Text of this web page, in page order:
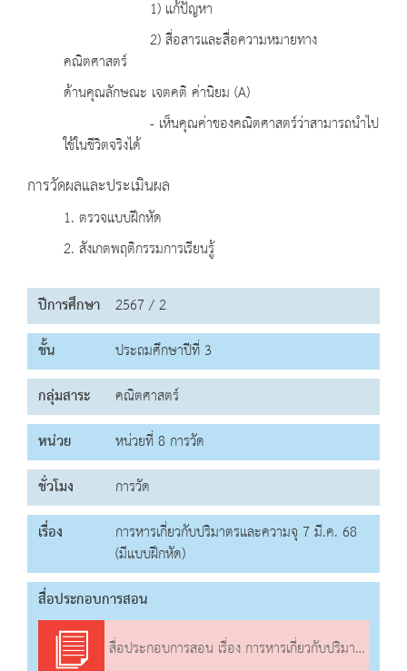
1) แก้ปัญหา
2) สื่อสารและสื่อความหมายทาง
คณิตศาสตร์
ด้านคุณลักษณะ เจตคติ ค่านิยม (A)
- เห็นคุณค่าของคณิตศาสตร์ว่าสามารถนำไป
ใช้ในชีวิตจริงได้
การวัดผลและประเมินผล
1. ตรวจแบบฝึกหัด
2. สังเกตพฤติกรรมการเรียนรู้
ปีการศึกษา 2567 / 2
ชั้น
ประถมศึกษาปีที่ 3
กลุ่มสาระ
คณิตศาสตร์
หน่วย
หน่วยที่ 8 การวัด
ชั่วโมง
การวัด
เรื่อง
การหารเกี่ยวกับปริมาตรและความจุ 7 มี.ค. 68
(มีแบบฝึกหัด)
สื่อประกอบการสอน
สื่อประกอบการสอน เรื่อง การหารเกี่ยวกับปริมาตรและความจุ